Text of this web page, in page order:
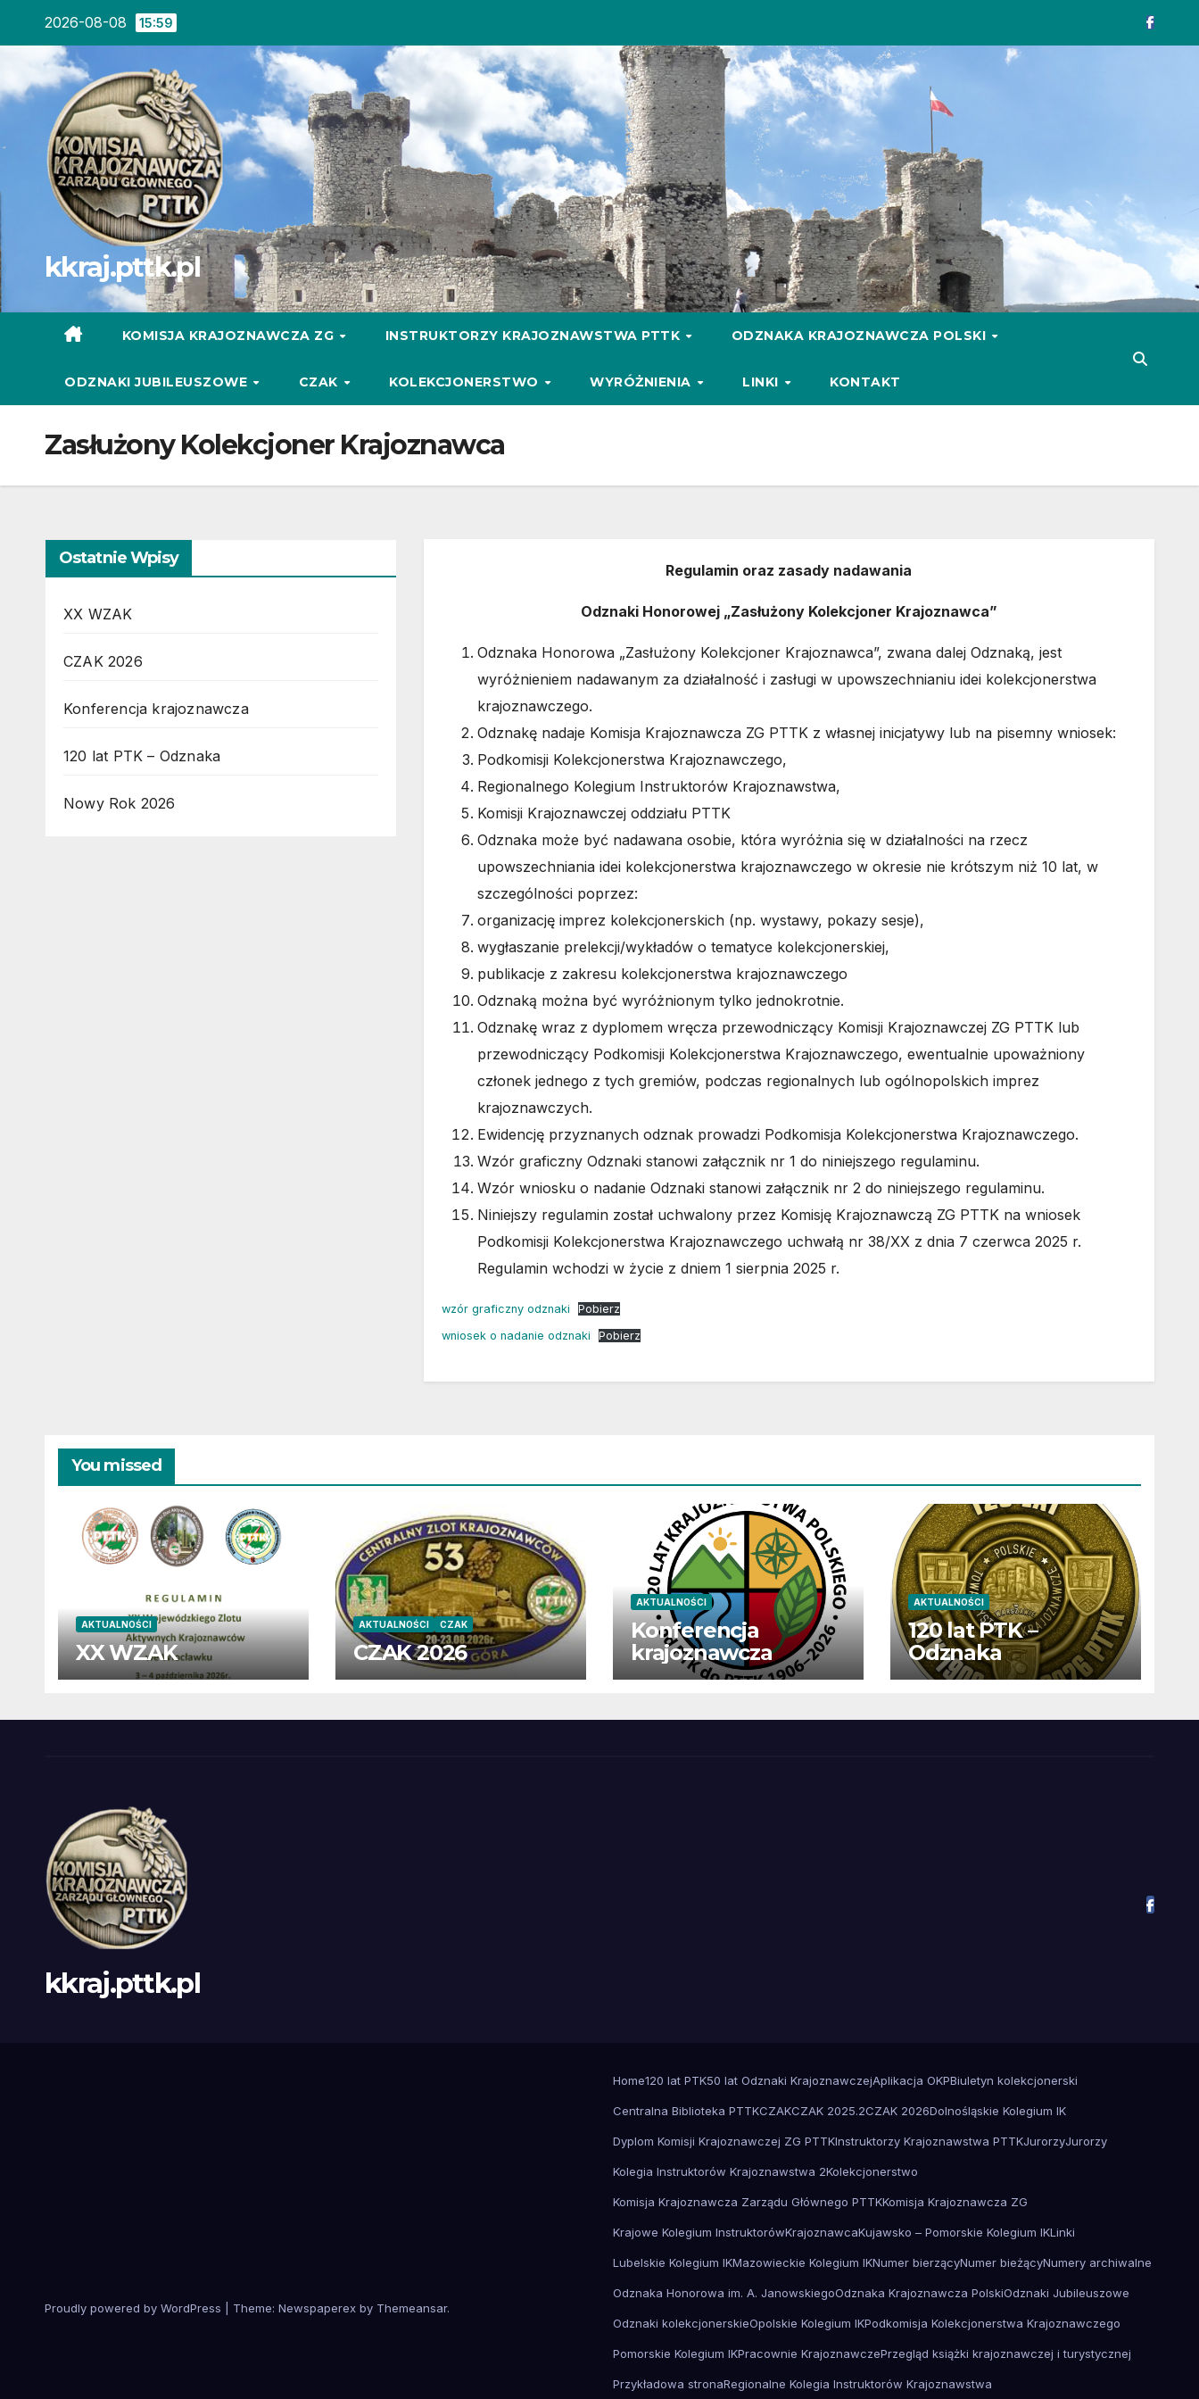
content
2026-08-08 15:59
kkraj.pttk.pl
KOMISJA KRAJOZNAWCZA ZG INSTRUKTORZY KRAJOZNAWSTWA PTTK ODZNAKA KRAJOZNAWCZA POLSKI
ODZNAKI JUBILEUSZOWE CZAK KOLEKCJONERSTWO WYRÓŻNIENIA LINKI KONTAKT
Zasłużony Kolekcjoner Krajoznawca
Ostatnie Wpisy
XX WZAK
CZAK 2026
Konferencja krajoznawcza
120 lat PTK – Odznaka
Nowy Rok 2026
Regulamin oraz zasady nadawania
Odznaki Honorowej „Zasłużony Kolekcjoner Krajoznawca”
Odznaka Honorowa „Zasłużony Kolekcjoner Krajoznawca”, zwana dalej Odznaką, jest
wyróżnieniem nadawanym za działalność i zasługi w upowszechnianiu idei kolekcjonerstwa
krajoznawczego.
Odznakę nadaje Komisja Krajoznawcza ZG PTTK z własnej inicjatywy lub na pisemny wniosek:
Podkomisji Kolekcjonerstwa Krajoznawczego,
Regionalnego Kolegium Instruktorów Krajoznawstwa,
Komisji Krajoznawczej oddziału PTTK
Odznaka może być nadawana osobie, która wyróżnia się w działalności na rzecz
upowszechniania idei kolekcjonerstwa krajoznawczego w okresie nie krótszym niż 10 lat, w
szczególności poprzez:
organizację imprez kolekcjonerskich (np. wystawy, pokazy sesje),
wygłaszanie prelekcji/wykładów o tematyce kolekcjonerskiej,
publikacje z zakresu kolekcjonerstwa krajoznawczego
Odznaką można być wyróżnionym tylko jednokrotnie.
Odznakę wraz z dyplomem wręcza przewodniczący Komisji Krajoznawczej ZG PTTK lub
przewodniczący Podkomisji Kolekcjonerstwa Krajoznawczego, ewentualnie upoważniony
członek jednego z tych gremiów, podczas regionalnych lub ogólnopolskich imprez
krajoznawczych.
Ewidencję przyznanych odznak prowadzi Podkomisja Kolekcjonerstwa Krajoznawczego.
Wzór graficzny Odznaki stanowi załącznik nr 1 do niniejszego regulaminu.
Wzór wniosku o nadanie Odznaki stanowi załącznik nr 2 do niniejszego regulaminu.
Niniejszy regulamin został uchwalony przez Komisję Krajoznawczą ZG PTTK na wniosek
Podkomisji Kolekcjonerstwa Krajoznawczego uchwałą nr 38/XX z dnia 7 czerwca 2025 r.
Regulamin wchodzi w życie z dniem 1 sierpnia 2025 r.
wzór graficzny odznaki
Pobierz
wniosek o nadanie odznaki
Pobierz
You missed
AKTUALNOŚCI
XX WZAK
AKTUALNOŚCI CZAK
CZAK 2026
AKTUALNOŚCI
Konferencja
krajoznawcza
AKTUALNOŚCI
120 lat PTK –
Odznaka
kkraj.pttk.pl
Proudly powered by WordPress Theme: Newspaperex by Themeansar.
Home120 lat PTK50 lat Odznaki KrajoznawczejAplikacja OKPBiuletyn kolekcjonerski
Centralna Biblioteka PTTKCZAKCZAK 2025.2CZAK 2026Dolnośląskie Kolegium IK
Dyplom Komisji Krajoznawczej ZG PTTKInstruktorzy Krajoznawstwa PTTKJurorzyJurorzy
Kolegia Instruktorów Krajoznawstwa 2Kolekcjonerstwo
Komisja Krajoznawcza Zarządu Głównego PTTKKomisja Krajoznawcza ZG
Krajowe Kolegium InstruktorówKrajoznawcaKujawsko – Pomorskie Kolegium IKLinki
Lubelskie Kolegium IKMazowieckie Kolegium IKNumer bierzącyNumer bieżącyNumery archiwalne
Odznaka Honorowa im. A. JanowskiegoOdznaka Krajoznawcza PolskiOdznaki Jubileuszowe
Odznaki kolekcjonerskieOpolskie Kolegium IKPodkomisja Kolekcjonerstwa Krajoznawczego
Pomorskie Kolegium IKPracownie KrajoznawczePrzegląd książki krajoznawczej i turystycznej
Przykładowa stronaRegionalne Kolegia Instruktorów Krajoznawstwa